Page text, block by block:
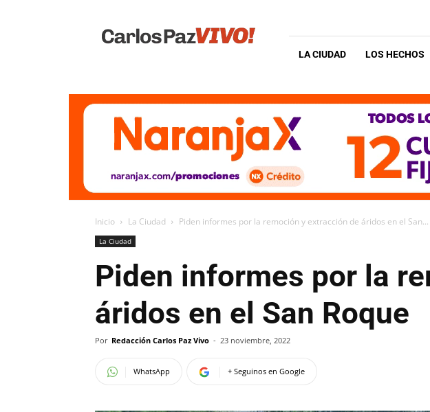
Vivo
LA CIUDAD LOS HECHOS
Inicio La Ciudad Piden informes por la remoción y extracción de áridos en el San...
La Ciudad
Piden informes por la
áridos en el San Roque
Por Redacción Carlos Paz Vivo - 23 noviembre, 2022
WhatsApp + Seguinos en Google